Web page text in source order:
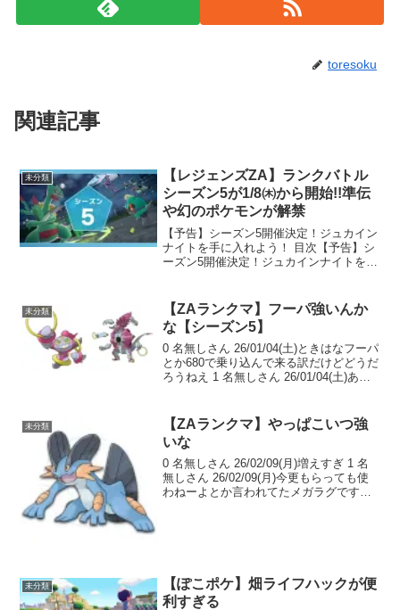
toresoku
関連記事
未分類
【レジェンズZA】ランクバトル
シーズン5が1/8㈭から開始!!準伝
や幻のポケモンが解禁
【予告】シーズン5開催決定！ジュカイン
ナイトを手に入れよう！ 目次【予告】シ
ーズン5開催決定！ジュカインナイトを手
カインナイトを手に入れよう！ 全部開く
全部閉じ...
未分類
【ZAランクマ】フーパ強いんか
な【シーズン5】
0 名無しさん 26/01/04(土)ときはなフーパ
とか680で乗り込んで来る訳だけどどうだ
ろうねえ 1 名無しさん 26/01/04(土)あい
未分類
【ZAランクマ】やっぱこいつ強
いな
0 名無しさん 26/02/09(月)増えすぎ 1 名
無しさん 26/02/09(月)今更もらっても使
わねーよとか言われてたメガラグですら
未分類
【ぽこポケ】畑ライフハックが便
利すぎる